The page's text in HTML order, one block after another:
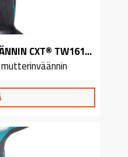
MAKITA ISKEVÄ MUTTERINVÄÄNNIN CXT® TW161DZ